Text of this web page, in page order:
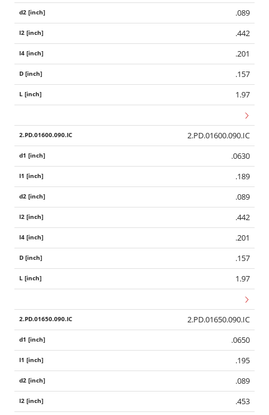
.089
.442
.201
.157
1.97
2.PD.01600.090.IC
.0630
.189
.089
.442
.201
.157
1.97
2.PD.01650.090.IC
.0650
.195
.089
.453